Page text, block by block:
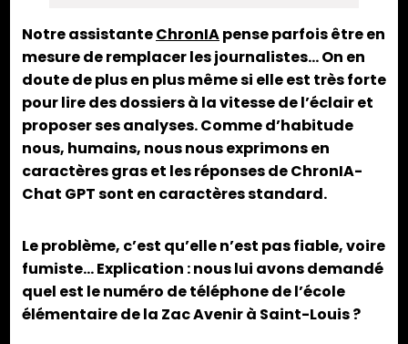
Notre assistanteChronIApense parfois être en
mesure de remplacer les journalistes… On en
doute de plus en plus même si elle est très forte
pour lire des dossiers à la vitesse de l’éclair et
proposer ses analyses. Comme d’habitude
nous, humains, nous nous exprimons en
caractères gras et les réponses de ChronIA-
Chat GPT sont en caractères standard.
Le problème, c’est qu’elle n’est pas fiable, voire
fumiste… Explication : nous lui avons demandé
quel est le numéro de téléphone de l’école
élémentaire de la Zac Avenir à Saint-Louis ?